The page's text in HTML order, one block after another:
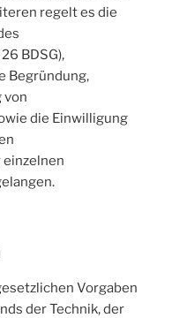
regelt es die
BDSG),
Begründung,
von
die Einwilligung
Vorgaben
der Technik, der